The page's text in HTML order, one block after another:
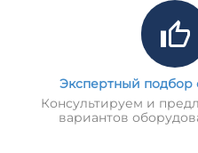
Экспертный подбор
Консультируем и
вариантов